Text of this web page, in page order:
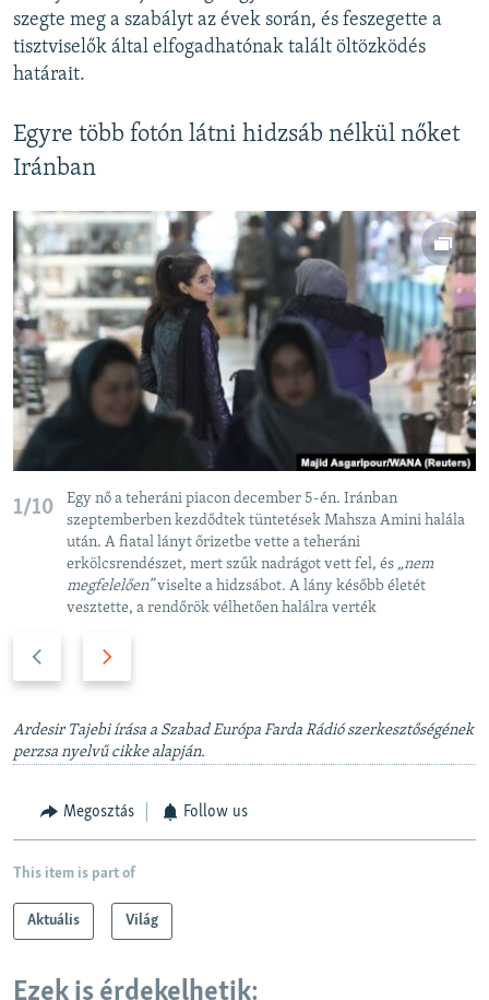
szegte meg a szabályt az évek során, és feszegette a
tisztviselők által elfogadhatónak talált öltözködés
határait.
Egyre több fotón látni hidzsáb nélkül nőket
Iránban
1/10
Egy nő a teheráni piacon december 5-én. Iránban
szeptemberben kezdődtek tüntetések Mahsza Amini halála
után. A fiatal lányt őrizetbe vette a teheráni
erkölcsrendészet, mert szűk nadrágot vett fel, és „nem
megfelelően”viselte a hidzsábot. A lány később életét
vesztette, a rendőrök vélhetően halálra verték
v
i
s
s
d
t
s
i
d
Ardesir Tajebi írása a Szabad Európa Farda Rádió szerkesztőségének
perzsa nyelvű cikke alapján.
Megosztás Follow us
This item is part of
Aktuális Világ
Ezek is érdekelhetik: